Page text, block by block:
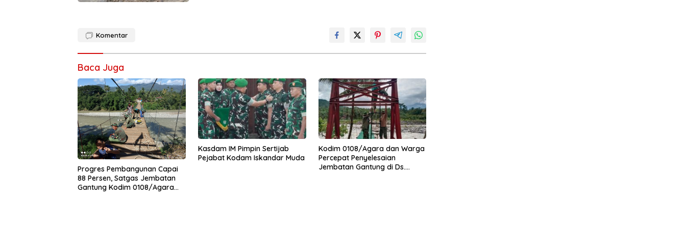
Komentar
Baca Juga
Progres Pembangunan Capai
88 Persen, Satgas Jembatan
Gantung Kodim 0108/Agara
Kasdam IM Pimpin Sertijab
Pejabat Kodam Iskandar Muda
Kodim 0108/Agara dan Warga
Percepat Penyelesaian
Jembatan Gantung di Ds.